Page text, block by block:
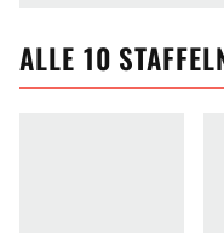
ALLE 10